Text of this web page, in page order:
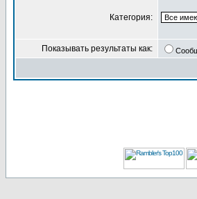
Категория:
Показывать результаты как: